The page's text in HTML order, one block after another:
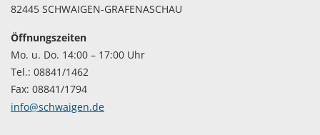
82445 SCHWAIGEN-GRAFENASCHAU
Öffnungszeiten
Mo. u. Do. 14:00 – 17:00 Uhr
Tel.: 08841/1462
Fax: 08841/1794
info@schwaigen.de